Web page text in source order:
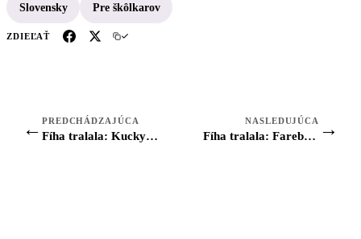
Slovensky Pre škôlkarov
ZDIEĽAŤ
← PREDCHÁDZAJÚCA
Fíha tralala: Kucky kucky
NASLEDUJÚCA
Fíha tralala: Farebný vláčik →